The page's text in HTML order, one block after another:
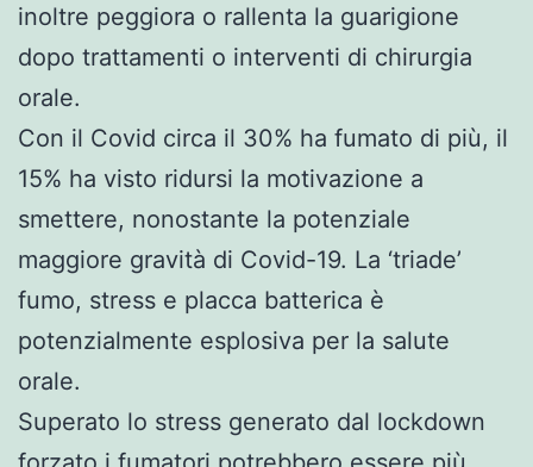
inoltre peggiora o rallenta la guarigione
dopo trattamenti o interventi di chirurgia
orale.
Con il Covid circa il 30% ha fumato di più, il
15% ha visto ridursi la motivazione a
smettere, nonostante la potenziale
maggiore gravità di Covid-19. La ‘triade’
fumo, stress e placca batterica è
potenzialmente esplosiva per la salute
orale.
Superato lo stress generato dal lockdown